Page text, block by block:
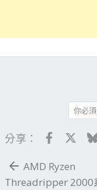
你必
分享：
AMD Ryzen
Threadripper 2000